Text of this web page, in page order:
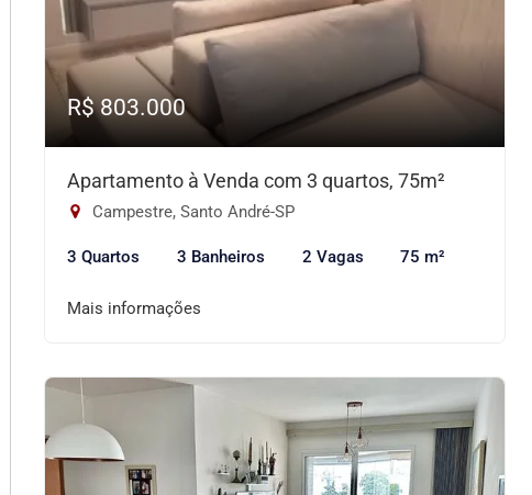
R$ 803.000
Apartamento à Venda com 3 quartos, 75m²
Campestre, Santo André-SP
3 Quartos 3 Banheiros 2 Vagas 75 m²
Mais informações